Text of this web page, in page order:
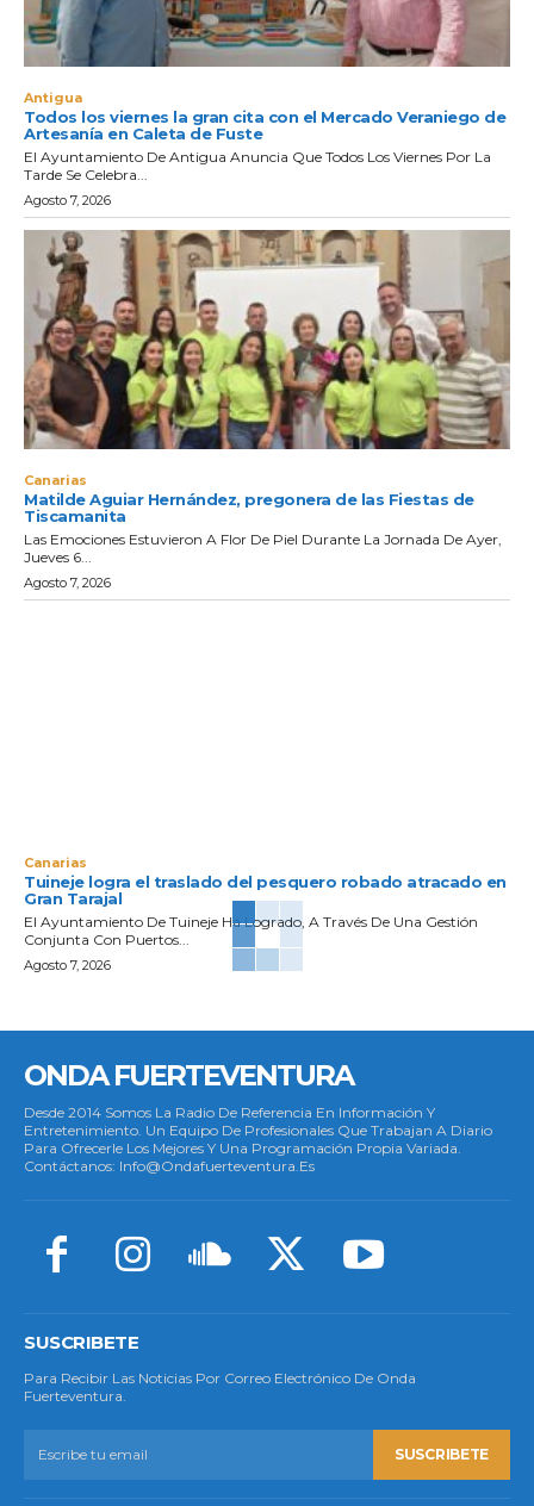
Antigua
Todos los viernes la gran cita con el Mercado Veraniego de
Artesanía en Caleta de Fuste
El Ayuntamiento De Antigua Anuncia Que Todos Los Viernes Por La
Tarde Se Celebra...
Agosto 7, 2026
Canarias
Matilde Aguiar Hernández, pregonera de las Fiestas de
Tiscamanita
Las Emociones Estuvieron A Flor De Piel Durante La Jornada De Ayer,
Jueves 6...
Agosto 7, 2026
Canarias
Tuineje logra el traslado del pesquero robado atracado en
Gran Tarajal
El Ayuntamiento De Tuineje Ha Logrado, A Través De Una Gestión
Conjunta Con Puertos...
Agosto 7, 2026
ONDA FUERTEVENTURA
Desde 2014 Somos La Radio De Referencia En Información Y
Entretenimiento. Un Equipo De Profesionales Que Trabajan A Diario
Para Ofrecerle Los Mejores Y Una Programación Propia Variada.
Contáctanos: Info@ondafuerteventura.es
SUSCRIBETE
Para Recibir Las Noticias Por Correo Electrónico De Onda
Fuerteventura.
SUSCRIBETE